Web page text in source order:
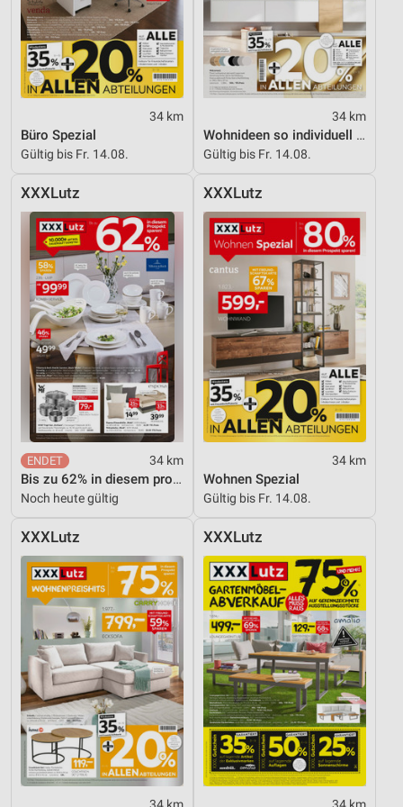
34 km
Büro Spezial
Gültig bis Fr. 14.08.
34 km
Wohnideen so individuell wie du!
Gültig bis Fr. 14.08.
XXXLutz
34 km
Bis zu 62% in diesem prospekt
Noch heute gültig
XXXLutz
34 km
Wohnen Spezial
Gültig bis Fr. 14.08.
XXXLutz
34 km
XXXLutz
34 km